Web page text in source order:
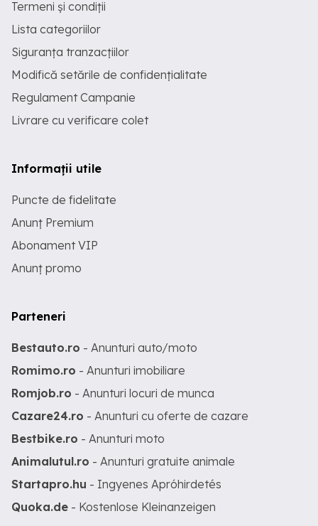
Termeni și condiții
Lista categoriilor
Siguranța tranzacțiilor
Modifică setările de confidențialitate
Regulament Campanie
Livrare cu verificare colet
Informații utile
Puncte de fidelitate
Anunț Premium
Abonament VIP
Anunț promo
Parteneri
Bestauto.ro - Anunturi auto/moto
Romimo.ro - Anunturi imobiliare
Romjob.ro - Anunturi locuri de munca
Cazare24.ro - Anunturi cu oferte de cazare
Bestbike.ro - Anunturi moto
Animalutul.ro - Anunturi gratuite animale
Startapro.hu - Ingyenes Apróhirdetés
Quoka.de - Kostenlose Kleinanzeigen